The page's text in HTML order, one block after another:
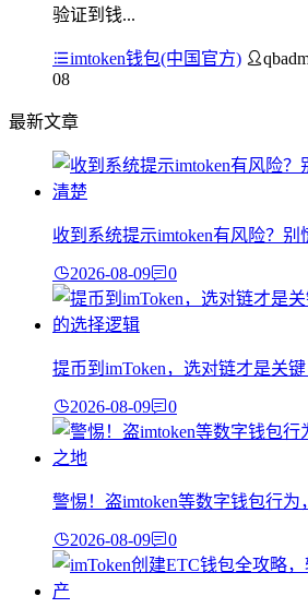
验证到钱...
imtoken钱包(中国官方)
08
最新文章
收到系统提示imtoken有风险？
2026-08-09 0
提币到imToken，选对链才是关
2026-08-09 0
警惕！盗imtoken等数字钱包行为
2026-08-09 0